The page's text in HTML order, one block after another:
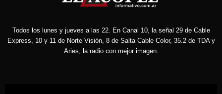
Todos los lunes y jueves a las 22. En Canal 10, la señal 29 de Cable
Express, 10 y 11 de Norte Visión, 8 de Salta Cable Color, 35.2 de TDA y
Aries, la radio con mejor imagen.